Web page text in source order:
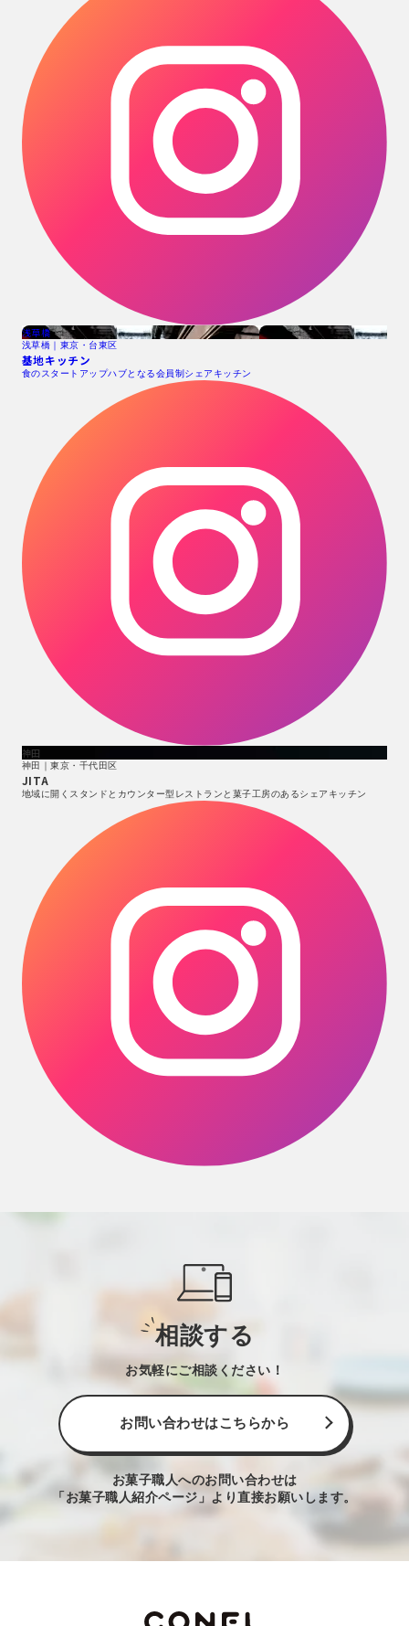
浅草橋
浅草橋｜東京・台東区
基地キッチン
食のスタートアップハブとなる会員制シェアキッチン
神田
神田｜東京・千代田区
JITA
地域に開くスタンドとカウンター型レストランと菓子工房のあるシェアキッチン
相談する
お気軽にご相談ください！
お問い合わせはこちらから
お菓子職人へのお問い合わせは
「お菓子職人紹介ページ」より直接お願いします。